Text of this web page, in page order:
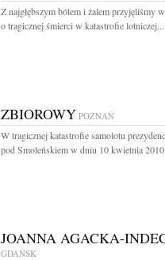
Z najgłębszym bólem i żalem przyjęliśmy
o tragicznej śmierci w katastrofie lotniczej...
ZBIOROWY POZNAŃ
W tragicznej katastrofie samolotu
pod Smoleńskiem w dniu 10 kwietnia
JOANNA AGACKA-
GDAŃSK